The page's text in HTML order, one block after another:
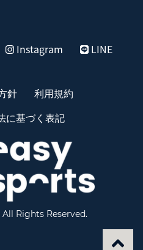
Instagram LINE
針
利用規約
に基づく表記
All Rights Reserved.